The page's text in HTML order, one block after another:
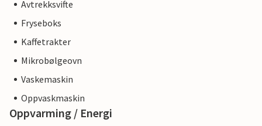
Avtrekksvifte
Fryseboks
Kaffetrakter
Mikrobølgeovn
Vaskemaskin
Oppvaskmaskin
Oppvarming / Energi